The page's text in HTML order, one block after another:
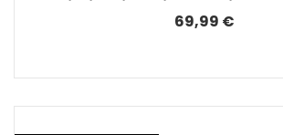
69,99 €